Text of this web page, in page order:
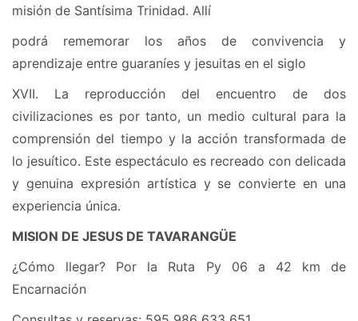
misión de Santísima Trinidad. Allí
podrá rememorar los años de convivencia y
aprendizaje entre guaraníes y jesuitas en el siglo
XVII. La reproducción del encuentro de dos
civilizaciones es por tanto, un medio cultural para la
comprensión del tiempo y la acción transformada de
lo jesuítico. Este espectáculo es recreado con delicada
y genuina expresión artística y se convierte en una
experiencia única.
MISION DE JESUS DE TAVARANGÜE
¿Cómo llegar? Por la Ruta Py 06 a 42 km de
Encarnación